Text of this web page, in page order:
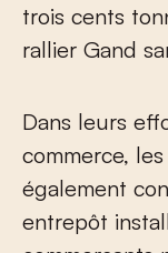
trois cents
rallier Gand
Dans leurs
commerce,
également
entrepôt